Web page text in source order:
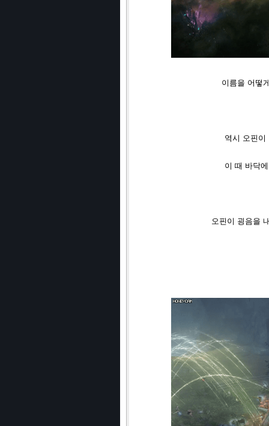
이름을 어떻
역시 오핀이
이 때 바닥
오핀이 굉음을